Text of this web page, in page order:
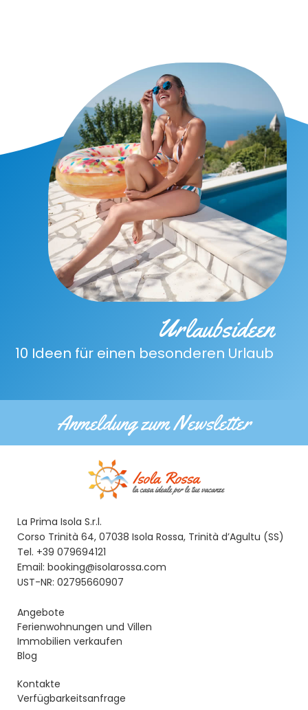
Urlaubsideen
10 Ideen für einen besonderen Urlaub
Anmeldung zum Newsletter
La Prima Isola S.r.l.
Corso Trinità 64, 07038 Isola Rossa, Trinità d’Agultu (SS)
Tel. +39 079694121
Email: booking@isolarossa.com
UST-NR: 02795660907
Angebote
Ferienwohnungen und Villen
Immobilien verkaufen
Blog
Kontakte
Verfügbarkeitsanfrage